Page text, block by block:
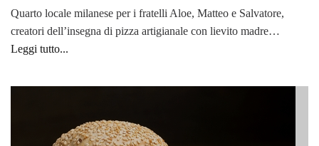
Quarto locale milanese per i fratelli Aloe, Matteo e Salvatore,
creatori dell’insegna di pizza artigianale con lievito madre…
Leggi tutto...